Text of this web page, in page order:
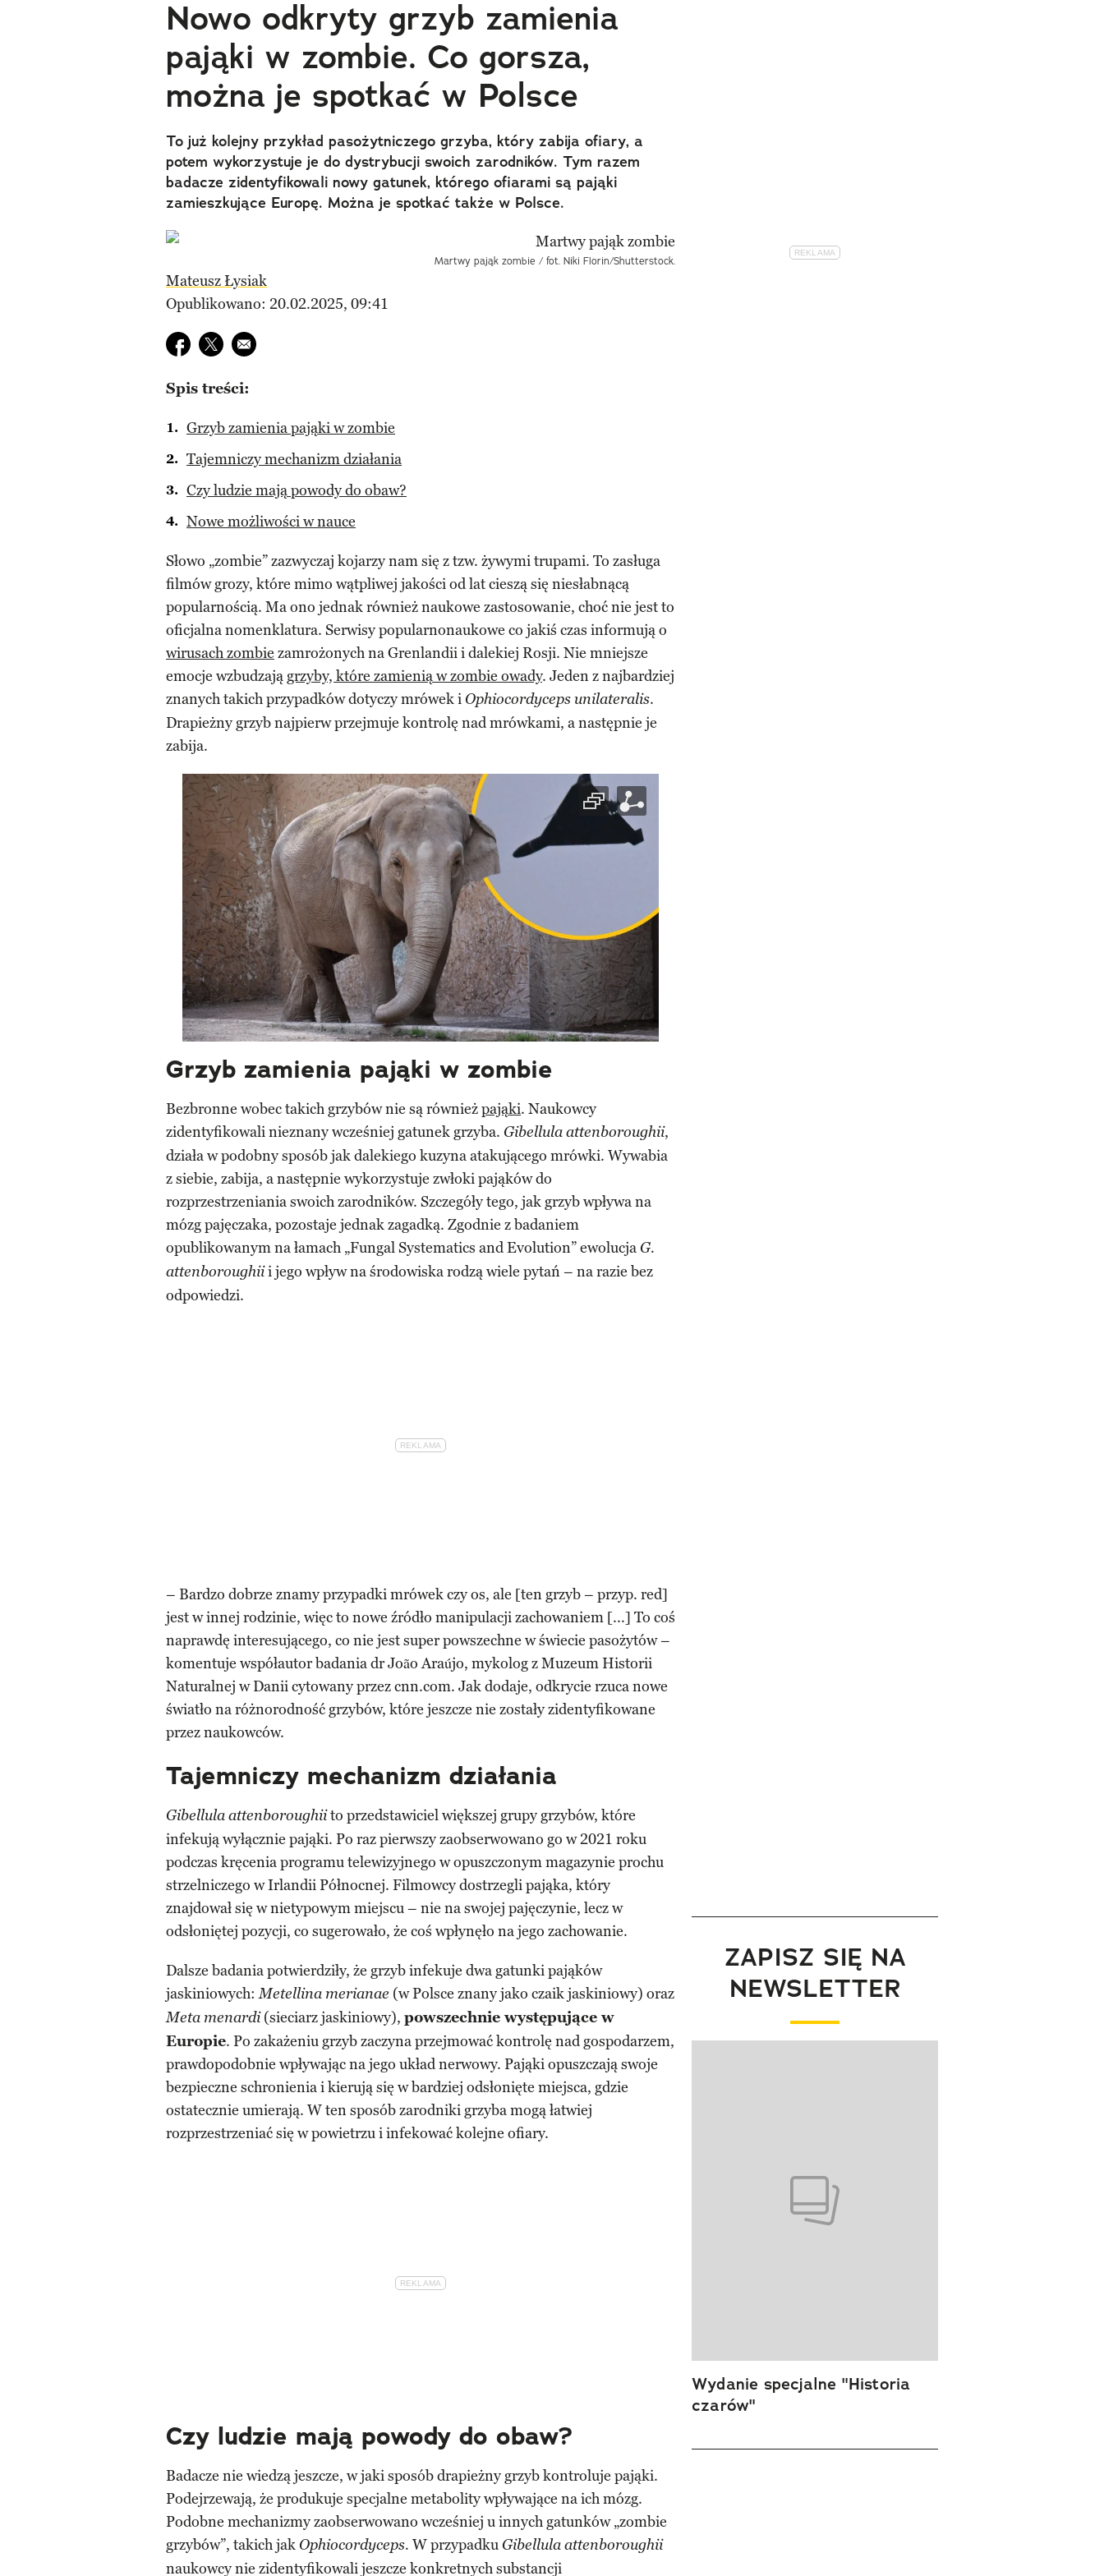
Nowo odkryty grzyb zamienia
pająki w zombie. Co gorsza,
można je spotkać w Polsce
To już kolejny przykład pasożytniczego grzyba, który zabija ofiary, a
potem wykorzystuje je do dystrybucji swoich zarodników. Tym razem
badacze zidentyfikowali nowy gatunek, którego ofiarami są pająki
zamieszkujące Europę. Można je spotkać także w Polsce.
Martwy pająk zombie / fot. Niki Florin/Shutterstock.
Mateusz Łysiak
Opublikowano: 20.02.2025, 09:41
Udostępnij na facebook
Udostępnij na twitter
E-mail do przyjaciela
Spis treści:
Grzyb zamienia pająki w zombie
Tajemniczy mechanizm działania
Czy ludzie mają powody do obaw?
Nowe możliwości w nauce
Słowo „zombie” zazwyczaj kojarzy nam się z tzw. żywymi trupami. To zasługa
filmów grozy, które mimo wątpliwej jakości od lat cieszą się niesłabnącą
popularnością. Ma ono jednak również naukowe zastosowanie, choć nie jest to
oficjalna nomenklatura. Serwisy popularnonaukowe co jakiś czas informują o
wirusach zombie zamrożonych na Grenlandii i dalekiej Rosji. Nie mniejsze
emocje wzbudzają grzyby, które zamienią w zombie owady. Jeden z najbardziej
znanych takich przypadków dotyczy mrówek i Ophiocordyceps unilateralis.
Drapieżny grzyb najpierw przejmuje kontrolę nad mrówkami, a następnie je
zabija.
Grzyb zamienia pająki w zombie
Bezbronne wobec takich grzybów nie są równieżpająki. Naukowcy
zidentyfikowali nieznany wcześniej gatunek grzyba. Gibellula attenboroughii,
działa w podobny sposób jak dalekiego kuzyna atakującego mrówki. Wywabia
z siebie, zabija, a następnie wykorzystuje zwłoki pająków do
rozprzestrzeniania swoich zarodników. Szczegóły tego, jak grzyb wpływa na
mózg pajęczaka, pozostaje jednak zagadką. Zgodnie z badaniem
opublikowanym na łamach „Fungal Systematics and Evolution” ewolucja G.
attenboroughiii jego wpływ na środowiska rodzą wiele pytań – na razie bez
odpowiedzi.
– Bardzo dobrze znamy przypadki mrówek czy os, ale [ten grzyb – przyp. red]
jest w innej rodzinie, więc to nowe źródło manipulacji zachowaniem [...] To coś
naprawdę interesującego, co nie jest super powszechne w świecie pasożytów –
komentuje współautor badania dr João Araújo, mykolog z Muzeum Historii
Naturalnej w Danii cytowany przez cnn.com. Jak dodaje, odkrycie rzuca nowe
światło na różnorodność grzybów, które jeszcze nie zostały zidentyfikowane
przez naukowców.
Tajemniczy mechanizm działania
Gibellula attenboroughiito przedstawiciel większej grupy grzybów, które
infekują wyłącznie pająki. Po raz pierwszy zaobserwowano go w 2021 roku
podczas kręcenia programu telewizyjnego w opuszczonym magazynie prochu
strzelniczego w Irlandii Północnej. Filmowcy dostrzegli pająka, który
znajdował się w nietypowym miejscu – nie na swojej pajęczynie, lecz w
odsłoniętej pozycji, co sugerowało, że coś wpłynęło na jego zachowanie.
Dalsze badania potwierdziły, że grzyb infekuje dwa gatunki pająków
jaskiniowych:Metellina merianae (w Polsce znany jako czaik jaskiniowy) oraz
Meta menardi(sieciarz jaskiniowy), powszechnie występujące w
Europie. Po zakażeniu grzyb zaczyna przejmować kontrolę nad gospodarzem,
prawdopodobnie wpływając na jego układ nerwowy. Pająki opuszczają swoje
bezpieczne schronienia i kierują się w bardziej odsłonięte miejsca, gdzie
ostatecznie umierają. W ten sposób zarodniki grzyba mogą łatwiej
rozprzestrzeniać się w powietrzu i infekować kolejne ofiary.
Czy ludzie mają powody do obaw?
Badacze nie wiedzą jeszcze, w jaki sposób drapieżny grzyb kontroluje pająki.
Podejrzewają, że produkuje specjalne metabolity wpływające na ich mózg.
Podobne mechanizmy zaobserwowano wcześniej u innych gatunków „zombie
grzybów”, takich jak Ophiocordyceps. W przypadku Gibellula attenboroughii
naukowcy nie zidentyfikowali jeszcze konkretnych substancji
ZAPISZ SIĘ NA
NEWSLETTER
Wydanie specjalne "Historia
czarów"